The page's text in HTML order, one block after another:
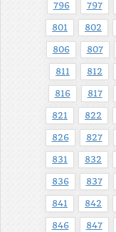
796 797
801 802
806 807
811 812
816 817
821 822
826 827
831 832
836 837
841 842
846 847